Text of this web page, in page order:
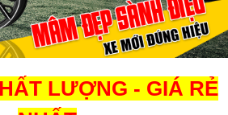
LƯỢNG - GIÁ RẺ